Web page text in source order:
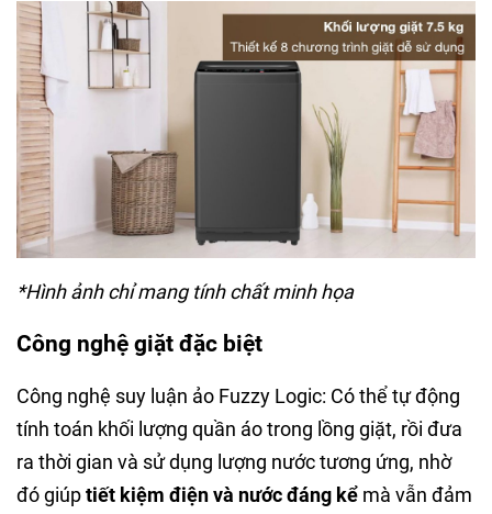
*Hình ảnh chỉ mang tính chất minh họa
Công nghệ giặt đặc biệt
Công nghệ suy luận ảo Fuzzy Logic: Có thể tự động
tính toán khối lượng quần áo trong lồng giặt, rồi đưa
ra thời gian và sử dụng lượng nước tương ứng, nhờ
đó giúptiết kiệm điện và nước đáng kể mà vẫn đảm